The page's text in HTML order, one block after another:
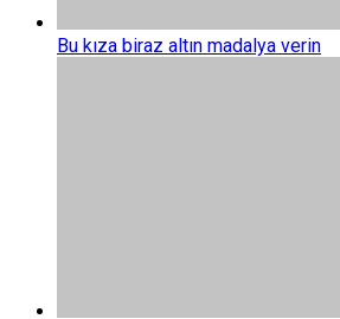
Bu kıza biraz altın madalya verin